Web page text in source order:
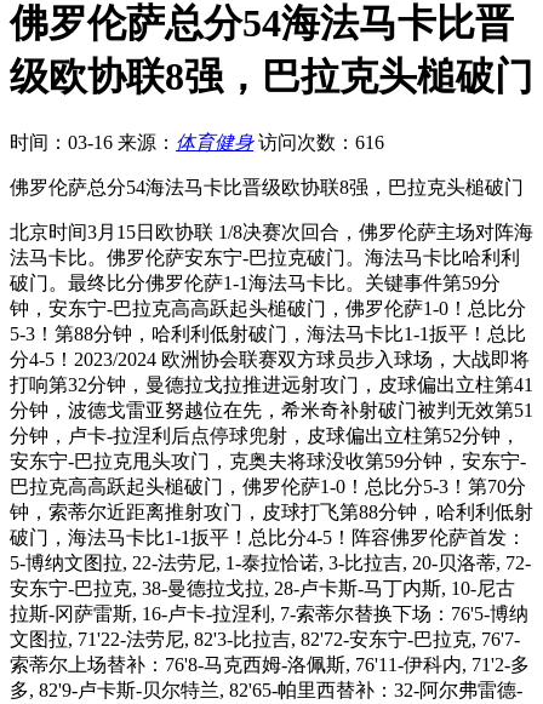
佛罗伦萨总分54海法马卡比晋
级欧协联8强，巴拉克头槌破门
时间：03-16 来源： 体育健身 访问次数：616
佛罗伦萨总分54海法马卡比晋级欧协联8强，巴拉克头槌破门
北京时间3月15日欧协联 1/8决赛次回合，佛罗伦萨主场对阵海
法马卡比。佛罗伦萨安东宁-巴拉克破门。海法马卡比哈利利
破门。最终比分佛罗伦萨1-1海法马卡比。关键事件第59分
钟，安东宁-巴拉克高高跃起头槌破门，佛罗伦萨1-0！总比分
5-3！第88分钟，哈利利低射破门，海法马卡比1-1扳平！总比
分4-5！2023/2024 欧洲协会联赛双方球员步入球场，大战即将
打响第32分钟，曼德拉戈拉推进远射攻门，皮球偏出立柱第41
分钟，波德戈雷亚努越位在先，希米奇补射破门被判无效第51
分钟，卢卡-拉涅利后点停球兜射，皮球偏出立柱第52分钟，
安东宁-巴拉克甩头攻门，克奥夫将球没收第59分钟，安东宁-
巴拉克高高跃起头槌破门，佛罗伦萨1-0！总比分5-3！第70分
钟，索蒂尔近距离推射攻门，皮球打飞第88分钟，哈利利低射
破门，海法马卡比1-1扳平！总比分4-5！阵容佛罗伦萨首发：
5-博纳文图拉, 22-法劳尼, 1-泰拉恰诺, 3-比拉吉, 20-贝洛蒂, 72-
安东宁-巴拉克, 38-曼德拉戈拉, 28-卢卡斯-马丁内斯, 10-尼古
拉斯-冈萨雷斯, 16-卢卡-拉涅利, 7-索蒂尔替换下场：76'5-博纳
文图拉, 71'22-法劳尼, 82'3-比拉吉, 82'72-安东宁-巴拉克, 76'7-
索蒂尔上场替补：76'8-马克西姆-洛佩斯, 76'11-伊科内, 71'2-多
多, 82'9-卢卡斯-贝尔特兰, 82'65-帕里西替补：32-阿尔弗雷德-